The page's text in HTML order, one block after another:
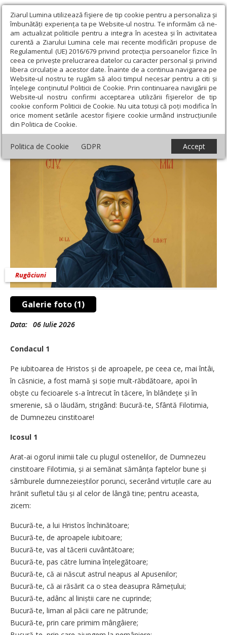
Ziarul Lumina utilizează fişiere de tip cookie pentru a personaliza și
îmbunătăți experiența ta pe Website-ul nostru. Te informăm că ne-
am actualizat politicile pentru a integra în acestea și în activitatea
curentă a Ziarului Lumina cele mai recente modificări propuse de
Regulamentul (UE) 2016/679 privind protecția persoanelor fizice în
ceea ce privește prelucrarea datelor cu caracter personal și privind
libera circulație a acestor date. Înainte de a continua navigarea pe
Website-ul nostru te rugăm să aloci timpul necesar pentru a citi și
înțelege conținutul Politicii de Cookie. Prin continuarea navigării pe
Website-ul nostru confirmi acceptarea utilizării fişierelor de tip
cookie conform Politicii de Cookie. Nu uita totuși că poți modifica în
orice moment setările acestor fişiere cookie urmând instrucțiunile
din Politica de Cookie.
Politica de Cookie GDPR Accept
Ziarul Lumina › Teologie și spiritualitate › Rugăciuni › Acatistul
Sfintei Cuvioase Filotimia de la Râmeţ (6 iulie)
Acatistul Sfintei Cuvioase Filotimia de la
Râmeţ (6 iulie)
Galerie foto (1)
Rugăciuni
Data: 06 Iulie 2026
Condacul 1
Pe iubitoarea de Hristos și de aproapele, pe ceea ce, mai întâi,
în căsnicie, a fost mamă și soție mult-răbdătoare, apoi în
obște cu fecioarele s-a întrecut în tăcere, în blândețe și în
smerenie, să o lăudăm, strigând: Bucură-te, Sfântă Filotimia,
de Dumnezeu cinstitoare!
Icosul 1
Arat-ai ogorul inimii tale cu plugul ostenelilor, de Dumnezeu
cinstitoare Filotimia, și ai semănat sămânța faptelor bune și
sâmburele dumnezeieștilor porunci, secerând virtuțile care au
hrănit sufletul tău și al celor de lângă tine; pentru aceasta,
zicem:
Bucură-te, a lui Hristos închinătoare;
Bucură-te, de aproapele iubitoare;
Bucură-te, vas al tăcerii cuvântătoare;
Bucură-te, pas către lumina înțelegătoare;
Bucură-te, că ai născut astrul neapus al Apusenilor;
Bucură-te, că ai răsărit ca o stea deasupra Râmețului;
Bucură-te, adânc al liniștii care ne cuprinde;
Bucură-te, liman al păcii care ne pătrunde;
Bucură-te, prin care primim mângâiere;